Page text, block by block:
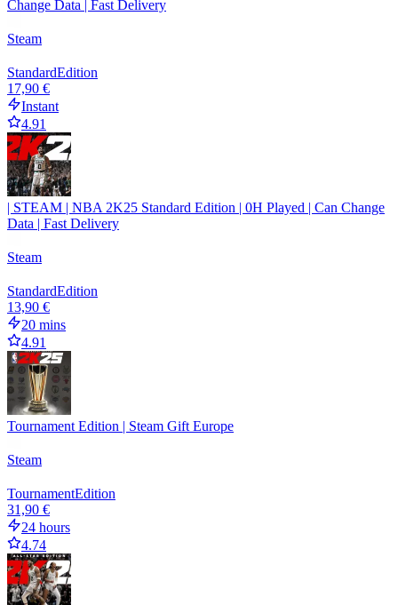
Change Data | Fast Delivery
Steam
StandardEdition
17,90 €
Instant
4.91
| STEAM | NBA 2K25 Standard Edition | 0H Played | Can Change
Data | Fast Delivery
Steam
StandardEdition
13,90 €
20 mins
4.91
Tournament Edition | Steam Gift Europe
Steam
TournamentEdition
31,90 €
24 hours
4.74